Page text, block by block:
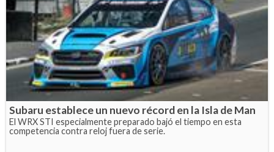
Subaru establece un nuevo récord en la Isla de Man
El WRX STI especialmente preparado bajó el tiempo en esta
competencia contra reloj fuera de serie.